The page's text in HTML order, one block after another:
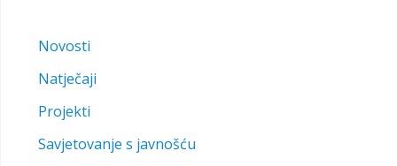
Novosti
Natječaji
Projekti
Savjetovanje s javnošću